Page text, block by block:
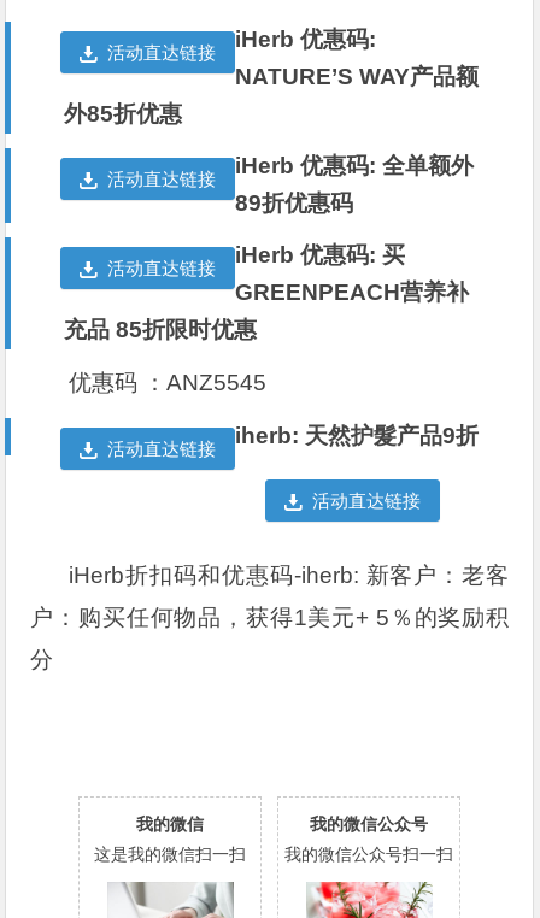
活动直达链接
iHerb 优惠码:
NATURE’S WAY产品额
外85折优惠
活动直达链接
iHerb 优惠码: 全单额外
89折优惠码
活动直达链接
iHerb 优惠码: 买
GREENPEACH营养补
充品 85折限时优惠
优惠码 ：ANZ5545
活动直达链接
iherb: 天然护髮产品9折
活动直达链接
iHerb折扣码和优惠码-iherb: 新客户：老客
户：购买任何物品，获得1美元+ 5％的奖励积
分
我的微信
这是我的微信扫一扫
我的微信公众号
我的微信公众号扫一扫